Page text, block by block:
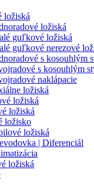
ložiská
ložiská
guľkové ložiská
guľkové nerezové
s kosouhlým
s kosouhlým
naklápacie
ložiská
ložiská
ložiská
ložisko
ložiská
| Diferenciál
ložiská